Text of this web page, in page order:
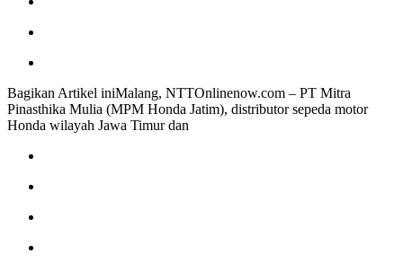
Bagikan Artikel iniMalang, NTTOnlinenow.com – PT Mitra
Pinasthika Mulia (MPM Honda Jatim), distributor sepeda motor
Honda wilayah Jawa Timur dan